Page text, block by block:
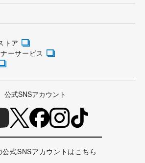
トア
ーサービス
公式SNSアカウント
公式SNSアカウントはこちら